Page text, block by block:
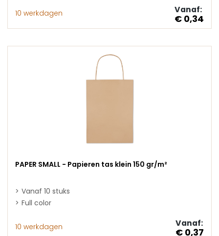
10 werkdagen Vanaf:
€ 0,34
PAPER SMALL - Papieren tas klein 150 gr/m²
Vanaf 10 stuks
Full color
10 werkdagen Vanaf:
€ 0,37